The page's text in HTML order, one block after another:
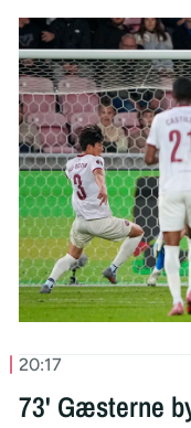
20:17
73' Gæsterne